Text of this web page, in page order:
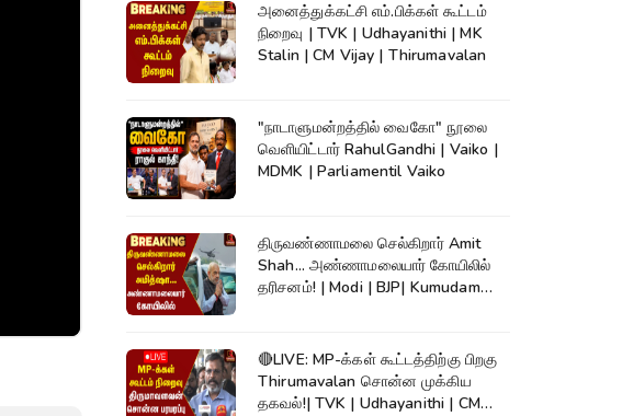
அனைத்துக்கட்சி எம்.பிக்கள் கூட்டம்
நிறைவு | TVK | Udhayanithi | MK
Stalin | CM Vijay | Thirumavalan
"நாடாளுமன்றத்தில் வைகோ" நூலை
வெளியிட்டார் RahulGandhi | Vaiko |
MDMK | Parliamentil Vaiko
திருவண்ணாமலை செல்கிறார் Amit
Shah... அண்ணாமலையார் கோயிலில்
தரிசனம்! | Modi | BJP| Kumudam
🔴LIVE: MP-க்கள் கூட்டத்திற்கு பிறகு
Thirumavalan சொன்ன முக்கிய
தகவல்!| TVK | Udhayanithi | CM